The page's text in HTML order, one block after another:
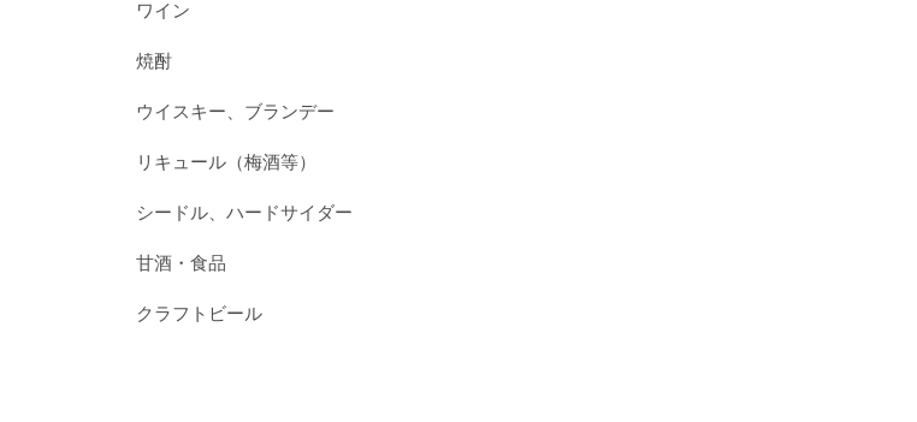
ワイン
焼酎
ウイスキー、ブランデー
リキュール（梅酒等）
シードル、ハードサイダー
甘酒・食品
クラフトビール